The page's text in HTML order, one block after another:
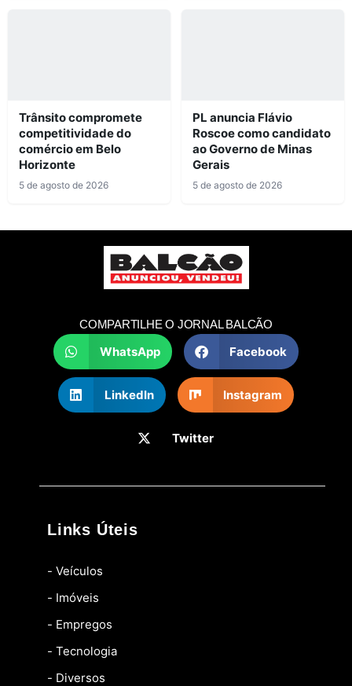
Trânsito compromete
competitividade do
comércio em Belo
Horizonte
5 de agosto de 2026
PL anuncia Flávio
Roscoe como candidato
ao Governo de Minas
Gerais
5 de agosto de 2026
COMPARTILHE O JORNAL BALCÃO
WhatsApp Facebook
LinkedIn Instagram
Twitter
Links Úteis
- Veículos
- Imóveis
- Empregos
- Tecnologia
- Diversos